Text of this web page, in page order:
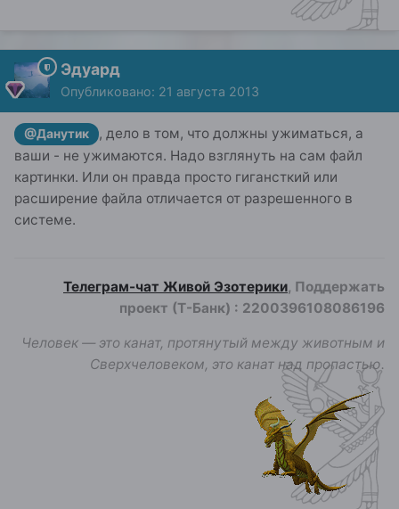
Эдуард
Опубликовано: 21 августа 2013
@Данутик
, дело в том, что должны ужиматься, а
ваши - не ужимаются. Надо взглянуть на сам файл
картинки. Или он правда просто гигансткий или
расширение файла отличается от разрешенного в
системе.
Телеграм-чат Живой Эзотерики, Поддержать
проект (Т-Банк) : 2200396108086196
Человек — это канат, протянутый между животным и
Сверхчеловеком, это канат над пропастью.